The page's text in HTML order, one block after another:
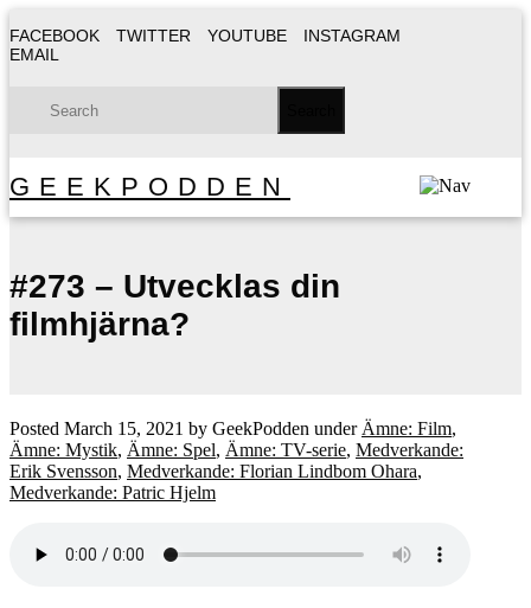
FACEBOOK TWITTER YOUTUBE
INSTAGRAM
EMAIL
GEEKPODDEN
#273 – Utvecklas din
filmhjärna?
Posted March 15, 2021 by GeekPodden under Ämne: Film,
Ämne: Mystik, Ämne: Spel, Ämne: TV-serie, Medverkande:
Erik Svensson, Medverkande: Florian Lindbom Ohara,
Medverkande: Patric Hjelm